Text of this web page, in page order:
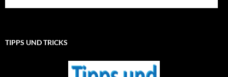
TIPPS UND TRICKS